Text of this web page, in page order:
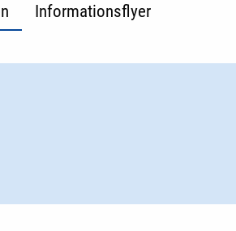
Informationsflyer